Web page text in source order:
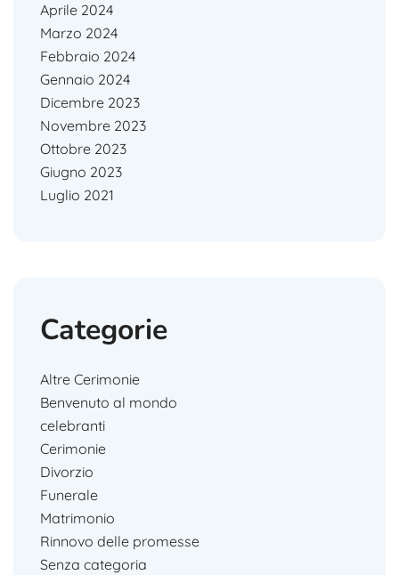
Aprile 2024
Marzo 2024
Febbraio 2024
Gennaio 2024
Dicembre 2023
Novembre 2023
Ottobre 2023
Giugno 2023
Luglio 2021
Categorie
Altre Cerimonie
Benvenuto al mondo
celebranti
Cerimonie
Divorzio
Funerale
Matrimonio
Rinnovo delle promesse
Senza categoria